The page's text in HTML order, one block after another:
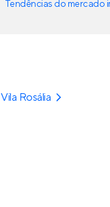
Tendências do mercado
Vila Rosália